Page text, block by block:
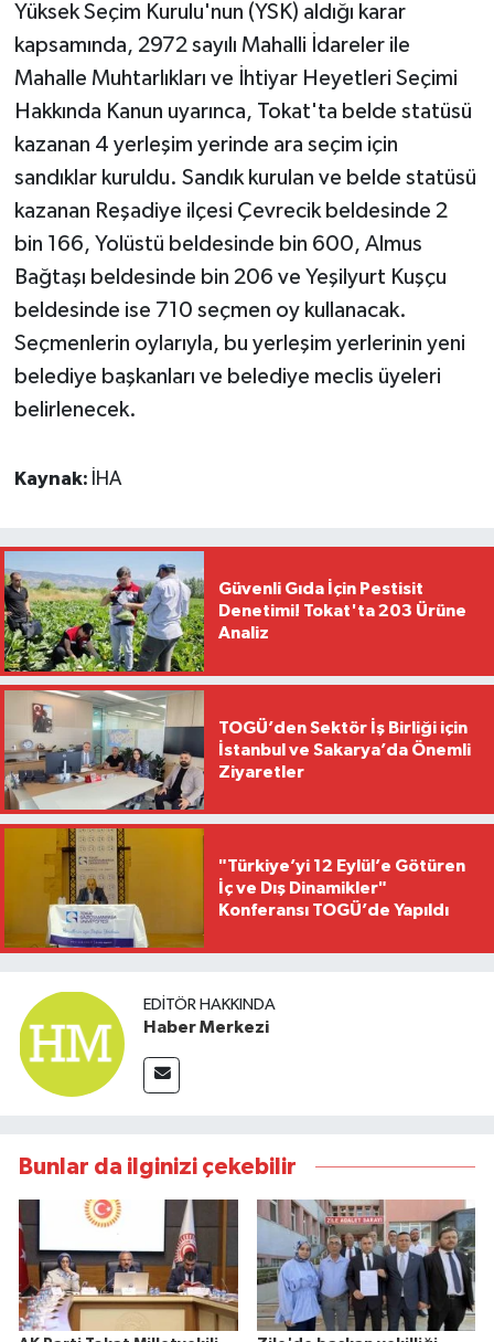
Yüksek Seçim Kurulu'nun (YSK) aldığı karar
kapsamında, 2972 sayılı Mahalli İdareler ile
Mahalle Muhtarlıkları ve İhtiyar Heyetleri Seçimi
Hakkında Kanun uyarınca, Tokat'ta belde statüsü
kazanan 4 yerleşim yerinde ara seçim için
sandıklar kuruldu. Sandık kurulan ve belde statüsü
kazanan Reşadiye ilçesi Çevrecik beldesinde 2
bin 166, Yolüstü beldesinde bin 600, Almus
Bağtaşı beldesinde bin 206 ve Yeşilyurt Kuşçu
beldesinde ise 710 seçmen oy kullanacak.
Seçmenlerin oylarıyla, bu yerleşim yerlerinin yeni
belediye başkanları ve belediye meclis üyeleri
belirlenecek.
Kaynak: İHA
Güvenli Gıda İçin Pestisit
Denetimi! Tokat'ta 203 Ürüne
Analiz
TOGÜ’den Sektör İş Birliği için
İstanbul ve Sakarya’da Önemli
Ziyaretler
"Türkiye’yi 12 Eylül’e Götüren
İç ve Dış Dinamikler"
Konferansı TOGÜ’de Yapıldı
EDITÖR HAKKINDA
Haber Merkezi
Bunlar da ilginizi çekebilir